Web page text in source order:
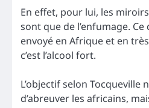
En effet, pour lui, les
sont que de l’enfumage.
envoyé en Afrique et en
c’est l’alcool fort.
L’objectif selon Tocqueville
d’abreuver les africains,